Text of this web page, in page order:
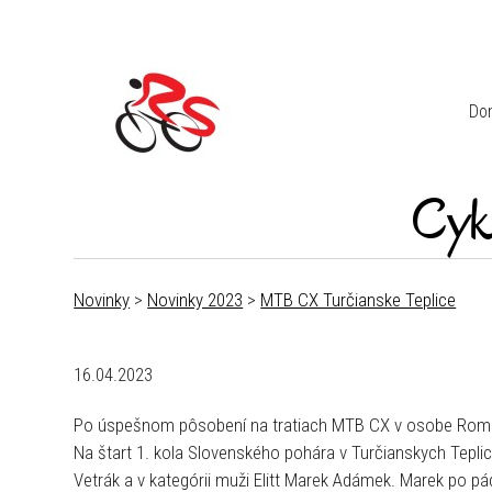
Novinky > Novinky 2023 > MTB CX Turčianske Teplice
16.04.2023
Po úspešnom pôsobení na tratiach MTB CX v osobe
Na štart 1. kola Slovenského pohára v Turčianskych
Vetrák a v kategórii muži Elitt Marek Adámek. Marek po